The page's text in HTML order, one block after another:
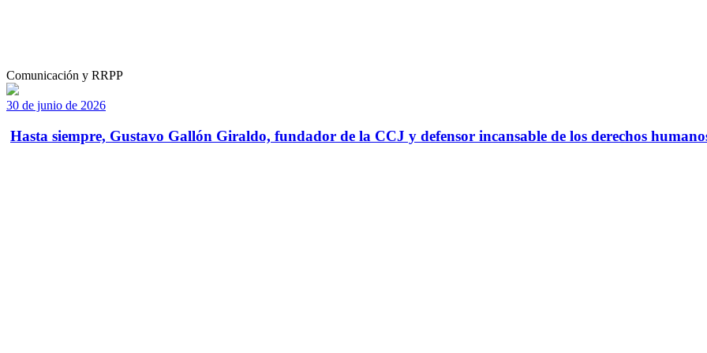
Comunicación y RRPP
30 de junio de 2026
Hasta siempre, Gustavo Gallón Giraldo, fundador de la CCJ y defensor incansable de los derechos